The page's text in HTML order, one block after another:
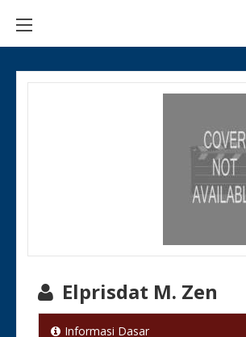
Elprisdat M. Zen
Informasi Dasar